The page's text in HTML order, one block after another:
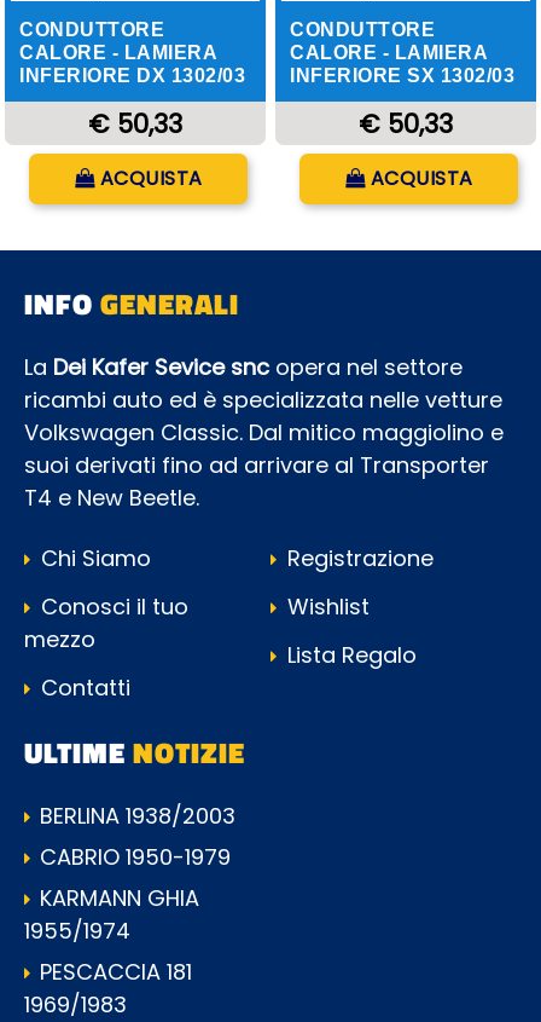
CONDUTTORE
CALORE - LAMIERA
INFERIORE DX 1302/03
€ 50,33
ACQUISTA
CONDUTTORE
CALORE - LAMIERA
INFERIORE SX 1302/03
€ 50,33
ACQUISTA
INFOGENERALI
La Dei Kafer Sevice snc opera nel settore
ricambi auto ed è specializzata nelle vetture
Volkswagen Classic. Dal mitico maggiolino e
suoi derivati fino ad arrivare al Transporter
T4 e New Beetle.
Chi Siamo
Conosci il tuo
mezzo
Contatti
Registrazione
Wishlist
Lista Regalo
ULTIMENOTIZIE
BERLINA 1938/2003
CABRIO 1950-1979
KARMANN GHIA
1955/1974
PESCACCIA 181
1969/1983